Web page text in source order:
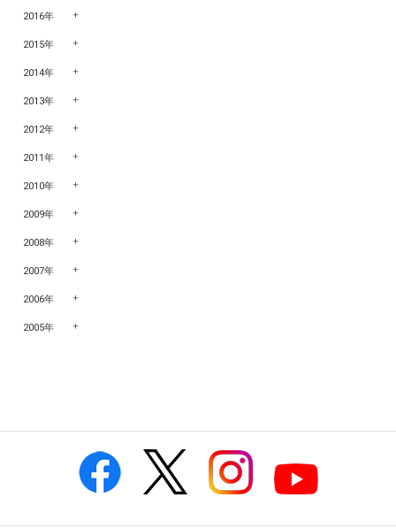
2016年
2015年
2014年
2013年
2012年
2011年
2010年
2009年
2008年
2007年
2006年
2005年